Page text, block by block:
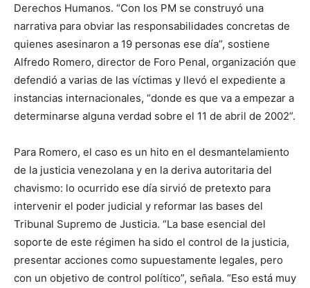
Derechos Humanos. “Con los PM se construyó una
narrativa para obviar las responsabilidades concretas de
quienes asesinaron a 19 personas ese día”, sostiene
Alfredo Romero, director de Foro Penal, organización que
defendió a varias de las víctimas y llevó el expediente a
instancias internacionales, “donde es que va a empezar a
determinarse alguna verdad sobre el 11 de abril de 2002”.
Para Romero, el caso es un hito en el desmantelamiento
de la justicia venezolana y en la deriva autoritaria del
chavismo: lo ocurrido ese día sirvió de pretexto para
intervenir el poder judicial y reformar las bases del
Tribunal Supremo de Justicia. “La base esencial del
soporte de este régimen ha sido el control de la justicia,
presentar acciones como supuestamente legales, pero
con un objetivo de control político”, señala. “Eso está muy